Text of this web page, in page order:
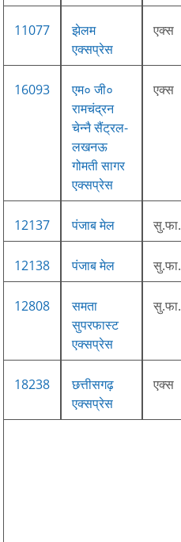
11077
झेलम
एक्सप्रेस
एक्स
16093
एम० जी०
रामचंद्रन
चेन्नै सैंट्रल-
लखनऊ
गोमती सागर
एक्सप्रेस
एक्स
12137 पंजाब मेल सु.फा.
12138 पंजाब मेल सु.फा.
12808
समता
सुपरफास्ट
एक्सप्रेस
सु.फा.
18238
छत्तीसगढ़
एक्सप्रेस
एक्स